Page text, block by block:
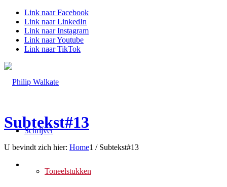
Link naar Facebook
Link naar LinkedIn
Link naar Instagram
Link naar Youtube
Link naar TikTok
Schrijver
Toneelstukken
Subtekst#13
U bevindt zich hier: Home1 / Subtekst#13